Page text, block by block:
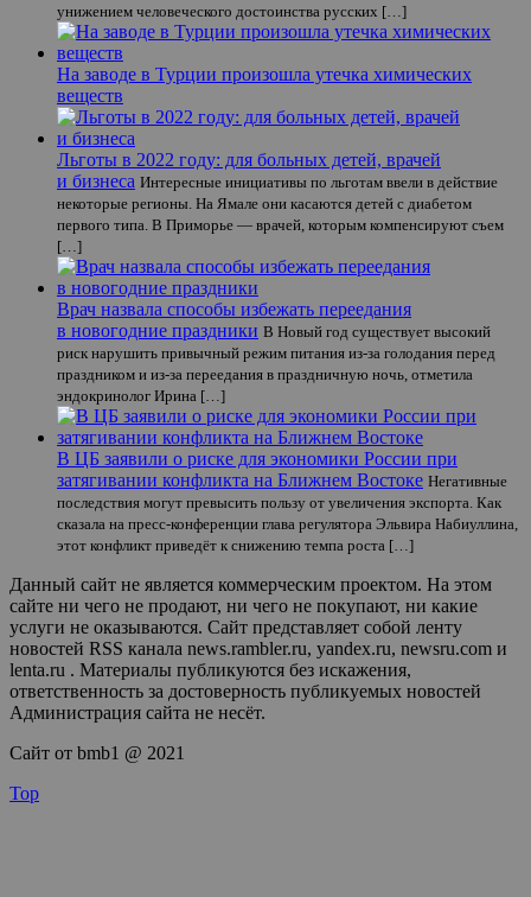
унижением человеческого достоинства русских […]
На заводе в Турции произошла утечка химических
веществ
Льготы в 2022 году: для больных детей, врачей
и бизнеса Интересные инициативы по льготам ввели в действие
некоторые регионы. На Ямале они касаются детей с диабетом
первого типа. В Приморье — врачей, которым компенсируют съем
[…]
Врач назвала способы избежать переедания
в новогодние праздники В Новый год существует высокий
риск нарушить привычный режим питания из-за голодания перед
праздником и из-за переедания в праздничную ночь, отметила
эндокринолог Ирина […]
В ЦБ заявили о риске для экономики России при
затягивании конфликта на Ближнем Востоке Негативные
последствия могут превысить пользу от увеличения экспорта. Как
сказала на пресс-конференции глава регулятора Эльвира Набиуллина,
этот конфликт приведёт к снижению темпа роста […]
Данный сайт не является коммерческим проектом. На этом
сайте ни чего не продают, ни чего не покупают, ни какие
услуги не оказываются. Сайт представляет собой ленту
новостей RSS канала news.rambler.ru, yandex.ru, newsru.com и
lenta.ru . Материалы публикуются без искажения,
ответственность за достоверность публикуемых новостей
Администрация сайта не несёт.
Сайт от bmb1 @ 2021
Top